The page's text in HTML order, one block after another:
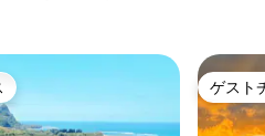
イスです。 ゲスト
ゲスト